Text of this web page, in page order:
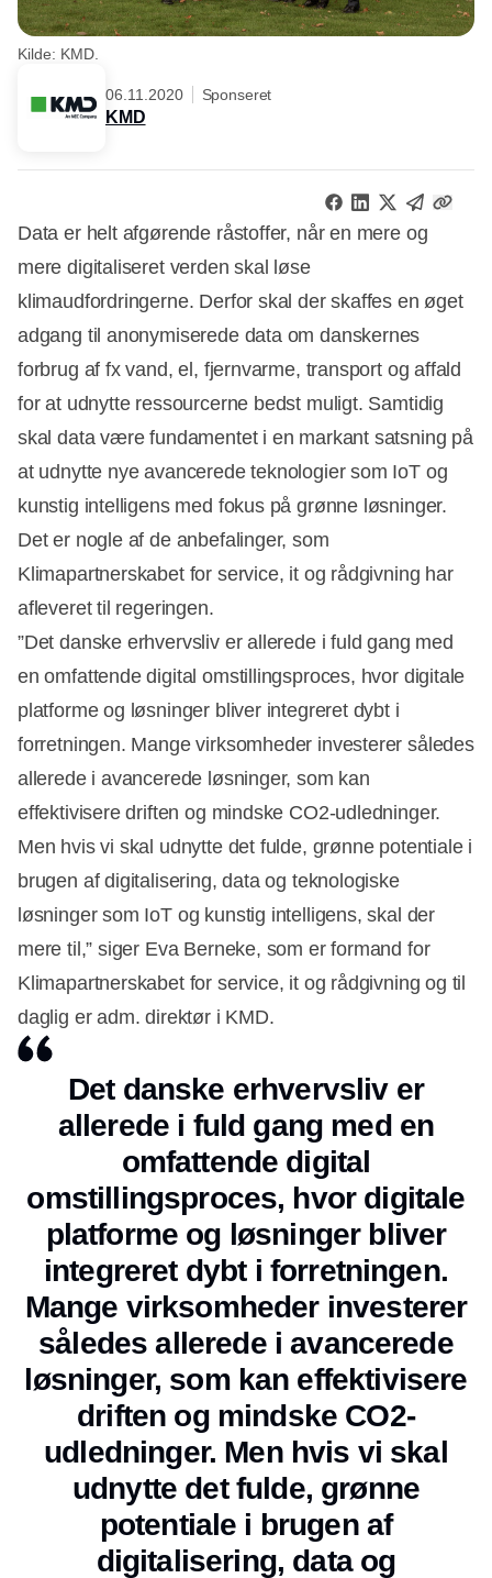
Kilde: KMD.
06.11.2020 Sponseret
KMD
Data er helt afgørende råstoffer, når en mere og
mere digitaliseret verden skal løse
klimaudfordringerne. Derfor skal der skaffes en øget
adgang til anonymiserede data om danskernes
forbrug af fx vand, el, fjernvarme, transport og affald
for at udnytte ressourcerne bedst muligt. Samtidig
skal data være fundamentet i en markant satsning på
at udnytte nye avancerede teknologier som IoT og
kunstig intelligens med fokus på grønne løsninger.
Det er nogle af de anbefalinger, som
Klimapartnerskabet for service, it og rådgivning har
afleveret til regeringen.
”Det danske erhvervsliv er allerede i fuld gang med
en omfattende digital omstillingsproces, hvor digitale
platforme og løsninger bliver integreret dybt i
forretningen. Mange virksomheder investerer således
allerede i avancerede løsninger, som kan
effektivisere driften og mindske CO2-udledninger.
Men hvis vi skal udnytte det fulde, grønne potentiale i
brugen af digitalisering, data og teknologiske
løsninger som IoT og kunstig intelligens, skal der
mere til,” siger Eva Berneke, som er formand for
Klimapartnerskabet for service, it og rådgivning og til
daglig er adm. direktør i KMD.
Det danske erhvervsliv er
allerede i fuld gang med en
omfattende digital
omstillingsproces, hvor digitale
platforme og løsninger bliver
integreret dybt i forretningen.
Mange virksomheder investerer
således allerede i avancerede
løsninger, som kan effektivisere
driften og mindske CO2-
udledninger. Men hvis vi skal
udnytte det fulde, grønne
potentiale i brugen af
digitalisering, data og